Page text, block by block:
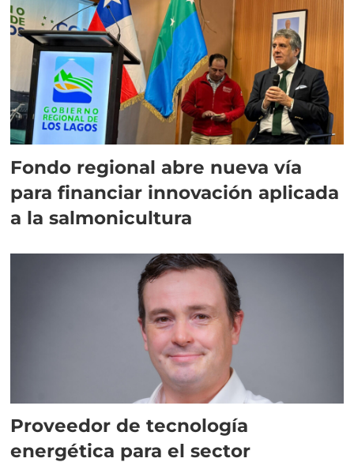
Fondo regional abre nueva vía
para financiar innovación aplicada
a la salmonicultura
Proveedor de tecnología
energética para el sector